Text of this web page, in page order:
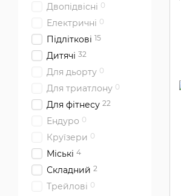
Двопідвісні 0
Електричні 0
Підліткові 15
Дитячі 32
Для дьорту 0
Для триатлону 0
Для фітнесу 22
Ендуро 0
Круїзери 0
Міські 4
Складний 2
Трейлові 0